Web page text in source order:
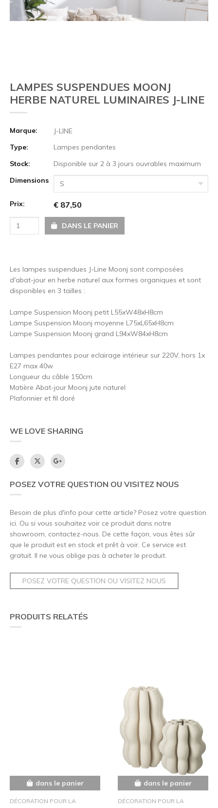
LAMPES SUSPENDUES MOONJ
HERBE NATUREL LUMINAIRES J-LINE
Marque:
J-LINE
Type:
Lampes pendantes
Stock:
Disponible sur 2 à 3 jours ouvrables maximum
Dimensions
S
Prix: € 87,50
DANS LE PANIER
Les lampes suspendues J-Line Moonj sont composées
d'abat-jour en herbe naturel aux formes organiques et sont
disponibles en 3 tailles :
Lampe Suspension Moonj petit L55xW48xH8cm
Lampe Suspension Moonj moyenne L75xL65xH8cm
Lampe Suspension Moonj grand L94xW84xH8cm
Lampes pendantes pour eclairage intérieur sur 220V, hors 1x
E27 max 40w
Longueur du câble 150cm
Matière Abat-jour Moonj jute naturel
Plafonnier et fil doré
WE LOVE SHARING
POSEZ VOTRE QUESTION OU VISITEZ NOUS
Besoin de plus d'info pour cette article? Posez votre question
ici. Ou si vous souhaitez voir ce produit dans notre
showroom, contactez-nous. De cette façon, vous êtes sûr
que le produit est en stock et prêt à voir. Ce service est
gratuit. Il ne vous oblige pas à acheter le produit.
POSEZ VOTRE QUESTION OU VISITEZ NOUS
PRODUITS RELATÉS
dans le panier
DÉCORATION POUR LA
dans le panier
DÉCORATION POUR LA